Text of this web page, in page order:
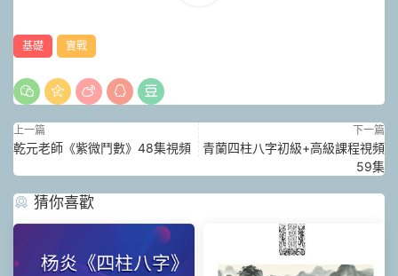
基礎 實戰
上一篇
乾元老師《紫微鬥數》48集視頻
下一篇
青蘭四柱八字初級+高級課程視頻
59集
猜你喜歡